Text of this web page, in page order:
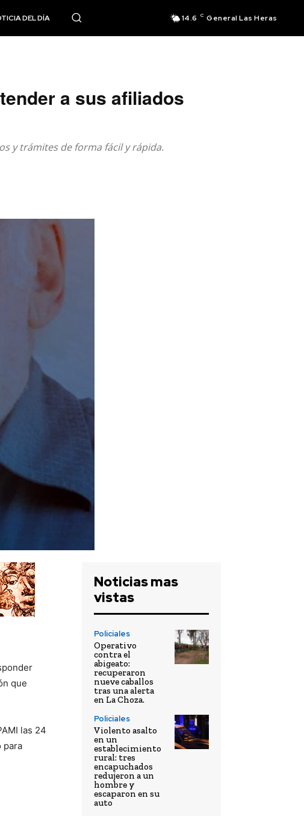
DEL DÍA 14.6 C General Las Heras
a sus afiliados
y trámites de forma fácil y rápida.
que
las 24
para
Noticias mas
vistas
Policiales
Operativo
contra el
abigeato:
recuperaron
nueve caballos
tras una alerta
en La Choza.
Policiales
Violento asalto
en un
establecimiento
rural: tres
encapuchados
redujeron a un
hombre y
escaparon en su
auto